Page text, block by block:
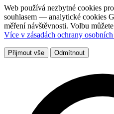
Web používá nezbytné cookies
souhlasem — analytické cookies
měření návštěvnosti. Volbu
Více v zásadách ochrany
Přijmout vše Odmítnout